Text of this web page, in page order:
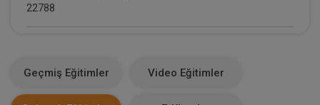
22788
Makale Sayısı
Geçmiş Eğitimler Video Eğitimler